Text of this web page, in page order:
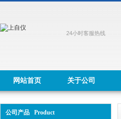
24小时客服热线
网站首页 关于公司
公司产品 Product